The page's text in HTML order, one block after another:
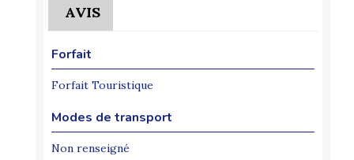
AVIS
Forfait
Forfait Touristique
Modes de transport
Non renseigné